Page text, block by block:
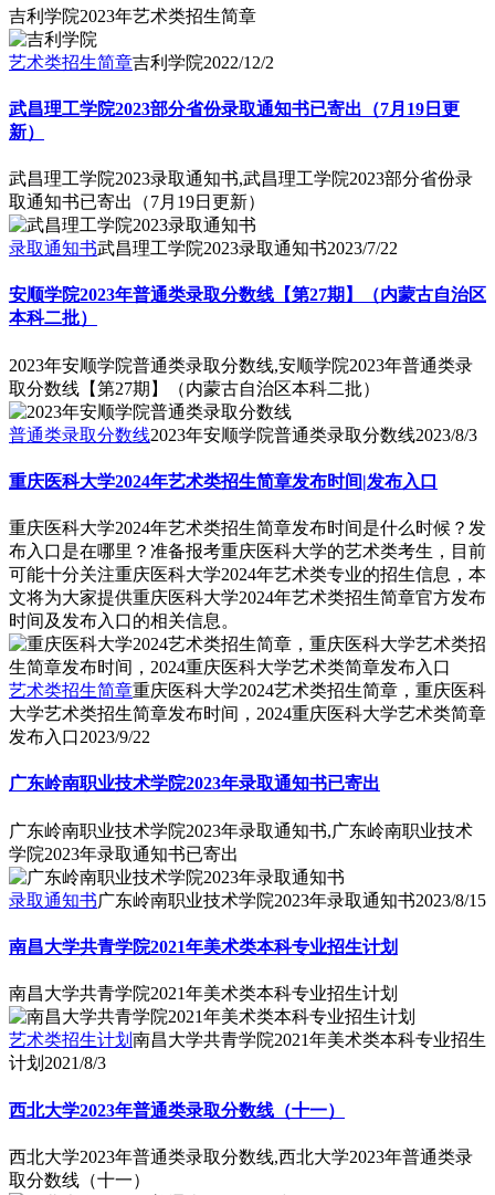
吉利学院2023年艺术类招生简章
艺术类招生简章吉利学院2022/12/2
武昌理工学院2023部分省份录取通知书已寄出（7月19日更
新）
武昌理工学院2023录取通知书,武昌理工学院2023部分省份录
取通知书已寄出（7月19日更新）
录取通知书武昌理工学院2023录取通知书2023/7/22
安顺学院2023年普通类录取分数线【第27期】（内蒙古自治区
本科二批）
2023年安顺学院普通类录取分数线,安顺学院2023年普通类录
取分数线【第27期】（内蒙古自治区本科二批）
普通类录取分数线2023年安顺学院普通类录取分数线2023/8/3
重庆医科大学2024年艺术类招生简章发布时间|发布入口
重庆医科大学2024年艺术类招生简章发布时间是什么时候？发
布入口是在哪里？准备报考重庆医科大学的艺术类考生，目前
可能十分关注重庆医科大学2024年艺术类专业的招生信息，本
文将为大家提供重庆医科大学2024年艺术类招生简章官方发布
时间及发布入口的相关信息。
艺术类招生简章重庆医科大学2024艺术类招生简章，重庆医科
大学艺术类招生简章发布时间，2024重庆医科大学艺术类简章
发布入口2023/9/22
广东岭南职业技术学院2023年录取通知书已寄出
广东岭南职业技术学院2023年录取通知书,广东岭南职业技术
学院2023年录取通知书已寄出
录取通知书广东岭南职业技术学院2023年录取通知书2023/8/15
南昌大学共青学院2021年美术类本科专业招生计划
南昌大学共青学院2021年美术类本科专业招生计划
艺术类招生计划南昌大学共青学院2021年美术类本科专业招生
计划2021/8/3
西北大学2023年普通类录取分数线（十一）
西北大学2023年普通类录取分数线,西北大学2023年普通类录
取分数线（十一）